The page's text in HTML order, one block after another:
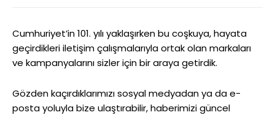
Cumhuriyet’in 101. yılı yaklaşırken bu coşkuya, hayata
geçirdikleri iletişim çalışmalarıyla ortak olan markaları
ve kampanyalarını sizler için bir araya getirdik.
Gözden kaçırdıklarımızı sosyal medyadan ya da e-
posta yoluyla bize ulaştırabilir, haberimizi güncel